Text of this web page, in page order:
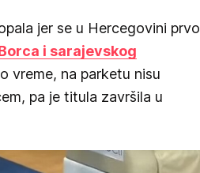
jer se u Hercegovini prvo
i sarajevskog
vreme, na parketu nisu
pa je titula završila u